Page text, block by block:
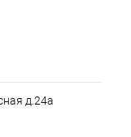
д.24а